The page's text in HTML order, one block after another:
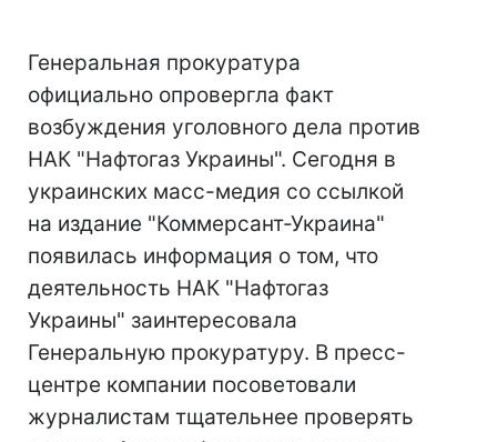
Генеральная прокуратура
официально опровергла факт
возбуждения уголовного дела против
НАК "Нафтогаз Украины". Сегодня в
украинских масс-медия со ссылкой
на издание "Коммерсант-Украина"
появилась информация о том, что
деятельность НАК "Нафтогаз
Украины" заинтересовала
Генеральную прокуратуру. В пресс-
центре компании посоветовали
журналистам тщательнее проверять